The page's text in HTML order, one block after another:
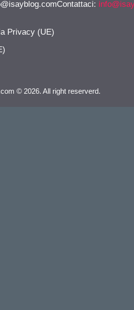
:
Privacy (UE)
© 2026. All right reserverd.